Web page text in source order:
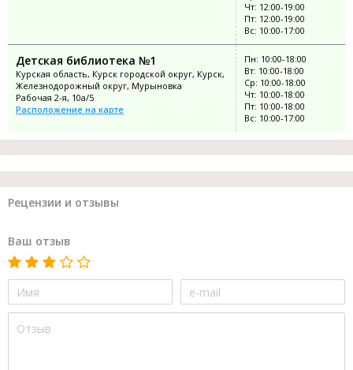
Чт: 12:00-19:00
Пт: 12:00-19:00
Вс: 10:00-17:00
Детская библиотека №1
Курская область, Курск городской округ, Курск,
Железнодорожный округ, Мурыновка
Рабочая 2-я, 10а/5
Расположение на карте
Пн: 10:00-18:00
Вт: 10:00-18:00
Ср: 10:00-18:00
Чт: 10:00-18:00
Пт: 10:00-18:00
Вс: 10:00-17:00
Рецензии и отзывы
Ваш отзыв